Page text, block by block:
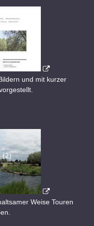
und mit kurzer
Weise Touren